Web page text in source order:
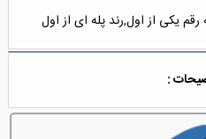
یکی از اول,رند پله ای از اول
: